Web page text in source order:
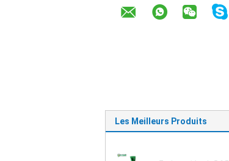
Les Meilleurs Produits